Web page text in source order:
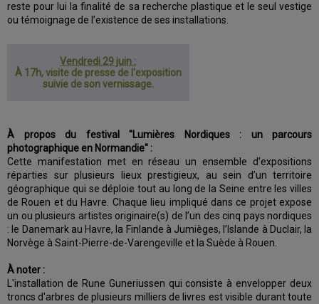
reste pour lui la finalité de sa recherche plastique et le seul vestige
ou témoignage de l’existence de ses installations.
Vendredi 29 juin :
À 17h, visite de presse de l'exposition
suivie de son vernissage.
À propos du festival "Lumières Nordiques : un parcours
photographique en Normandie" :
Cette manifestation met en réseau un ensemble d’expositions
réparties sur plusieurs lieux prestigieux, au sein d’un territoire
géographique qui se déploie tout au long de la Seine entre les villes
de Rouen et du Havre. Chaque lieu impliqué dans ce projet expose
un ou plusieurs artistes originaire(s) de l’un des cinq pays nordiques
: le Danemark au Havre, la Finlande à Jumièges, l’Islande à Duclair, la
Norvège à Saint-Pierre-de-Varengeville et la Suède à Rouen.
À noter :
L'installation de Rune Guneriussen qui consiste à envelopper deux
troncs d'arbres de plusieurs milliers de livres est visible durant toute